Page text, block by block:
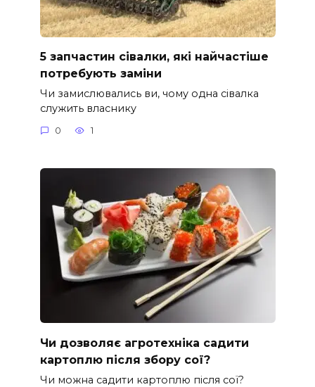
5 запчастин сівалки, які найчастіше
потребують заміни
Чи замислювались ви, чому одна сівалка
служить власнику
0 1
Чи дозволяє агротехніка садити
картоплю після збору сої?
Чи можна садити картоплю після сої?